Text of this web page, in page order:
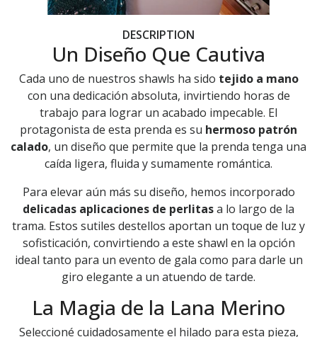
DESCRIPTION
Un Diseño Que Cautiva
Cada uno de nuestros shawls ha sido tejido a mano
con una dedicación absoluta, invirtiendo horas de
trabajo para lograr un acabado impecable. El
protagonista de esta prenda es su hermoso patrón
calado, un diseño que permite que la prenda tenga una
caída ligera, fluida y sumamente romántica.
Para elevar aún más su diseño, hemos incorporado
delicadas aplicaciones de perlitasa lo largo de la
trama. Estos sutiles destellos aportan un toque de luz y
sofisticación, convirtiendo a este shawl en la opción
ideal tanto para un evento de gala como para darle un
giro elegante a un atuendo de tarde.
La Magia de la Lana Merino
Seleccioné cuidadosamente el hilado para esta pieza,